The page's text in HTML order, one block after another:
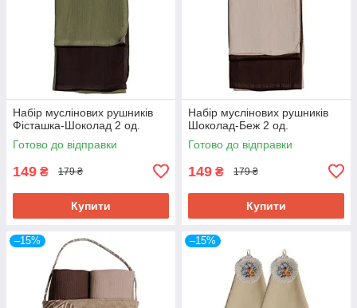
Набір муслінових рушників
Фісташка-Шоколад 2 од.
Готово до відправки
149 ₴ 179 ₴
Купити
Набір муслінових рушників
Шоколад-Беж 2 од.
Готово до відправки
149 ₴ 179 ₴
Купити
–15% –15%